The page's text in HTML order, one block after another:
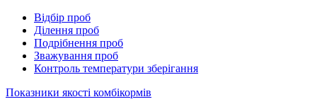
Відбір проб
Ділення проб
Подрібнення проб
Зважування проб
Контроль температури зберігання
Показники якості комбікормів